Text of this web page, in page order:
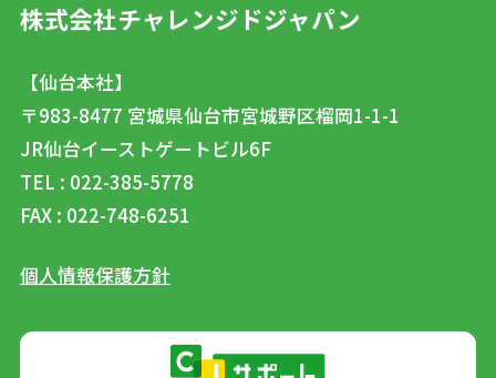
株式会社チャレンジドジャパン
【仙台本社】
〒983-8477 宮城県仙台市宮城野区榴岡1-1-1
JR仙台イーストゲートビル6F
TEL : 022-385-5778
FAX : 022-748-6251
個人情報保護方針